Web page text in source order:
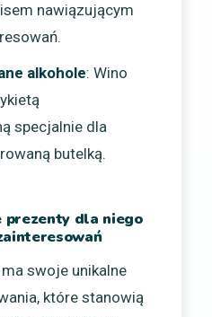
nawiązującym
alkohole: Wino
specjalnie dla
butelką.
prezenty dla niego
swoje unikalne
które stanowią